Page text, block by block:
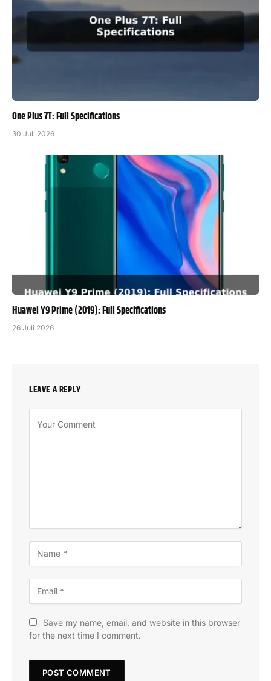
One Plus 7T: Full Specifications
30 Juli 2026
Huawei Y9 Prime (2019): Full Specifications
26 Juli 2026
LEAVE A REPLY
Save my name, email, and website in this browser
for the next time I comment.